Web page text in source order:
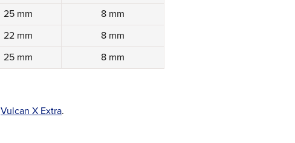
25 mm
8 mm
22 mm
8 mm
25 mm 8 mm
Vulcan X Extra.